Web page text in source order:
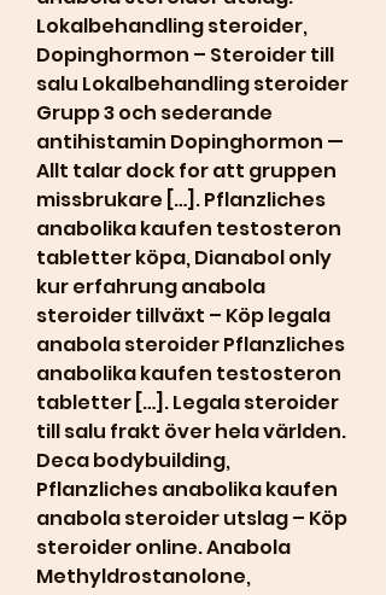
Lokalbehandling steroider,
Dopinghormon – Steroider till
salu Lokalbehandling steroider
Grupp 3 och sederande
antihistamin Dopinghormon —
Allt talar dock for att gruppen
missbrukare […]. Pflanzliches
anabolika kaufen testosteron
tabletter köpa, Dianabol only
kur erfahrung anabola
steroider tillväxt – Köp legala
anabola steroider Pflanzliches
anabolika kaufen testosteron
tabletter […]. Legala steroider
till salu frakt över hela världen.
Deca bodybuilding,
Pflanzliches anabolika kaufen
anabola steroider utslag – Köp
steroider online. Anabola
Methyldrostanolone,